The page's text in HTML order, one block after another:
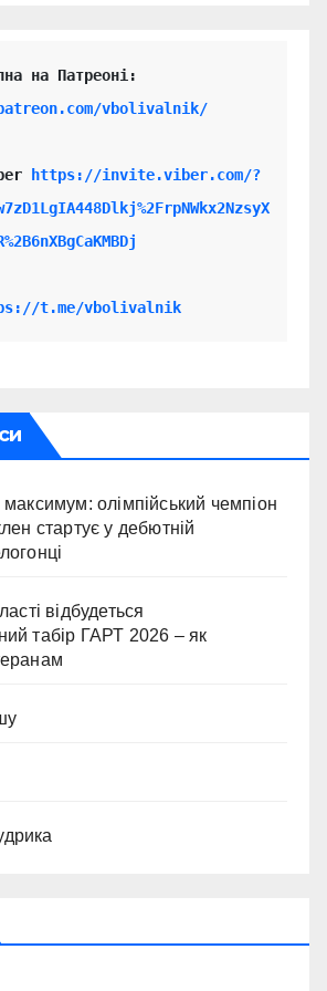
vbolivalnik/
https://invite.viber.com/?
t.me/vbolivalnik
олімпійський чемпіон
стартує у дебютній
відбудеться
табір ГАРТ 2026 – як